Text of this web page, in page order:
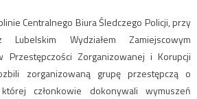
Centralnego Biura Śledczego Policji, przy
Wydziałem Zamiejscowym
Przestępczości Zorganizowanej i Korupcji
zorganizowaną grupę przestępczą o
członkowie dokonywali wymuszeń